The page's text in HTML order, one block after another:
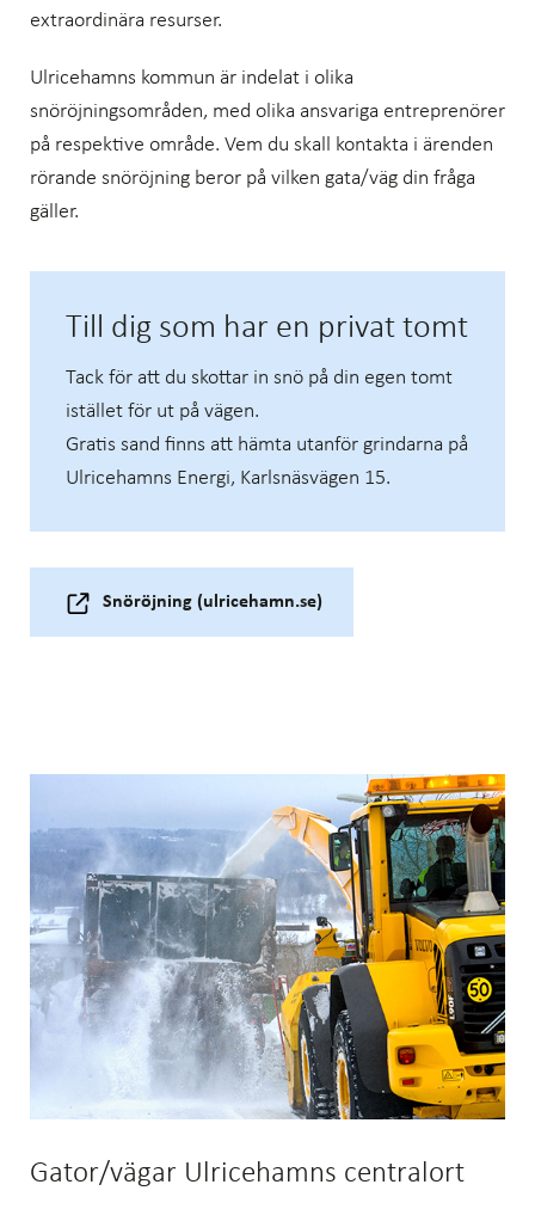
extraordinära resurser.
Ulricehamns kommun är indelat i olika
snöröjningsområden, med olika ansvariga entreprenörer
på respektive område. Vem du skall kontakta i ärenden
rörande snöröjning beror på vilken gata/väg din fråga
gäller.
Till dig som har en privat tomt
Tack för att du skottar in snö på din egen tomt
istället för ut på vägen.
Gratis sand finns att hämta utanför grindarna på
Ulricehamns Energi, Karlsnäsvägen 15.
Snöröjning (ulricehamn.se)
Gator/vägar Ulricehamns centralort